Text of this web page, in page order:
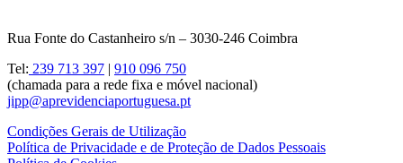
Rua Fonte do Castanheiro s/n – 3030-246 Coimbra
Tel: 239 713 397 | 910 096 750
(chamada para a rede fixa e móvel nacional)
jipp@aprevidenciaportuguesa.pt
Condições Gerais de Utilização
Política de Privacidade e de Proteção de Dados Pessoais